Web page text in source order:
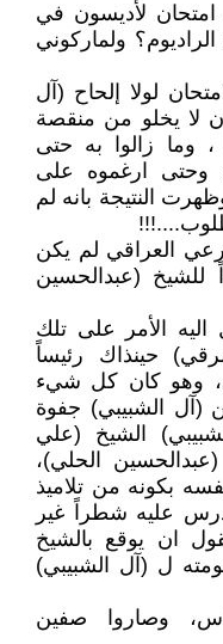
لأديسون في
ولماركوني
لولا إلحاح (آل
لا يخلو من منقصة
، وما زالوا به حتى
وحتى ارغموه على
النتيجة بانه لم
العراقي لم يكن
(عبدالحسين
الأمر على تلك
حينذاك رئيساً
وهو كان كل شيء
(آل الشبيبي) جفوة
الشيخ (علي
الحلي)،
بكونه من تلاميذ
درس عليه شطراً غير
ان يوقع بالشيخ
ل (آل الشبيبي)
وصاروا صفين